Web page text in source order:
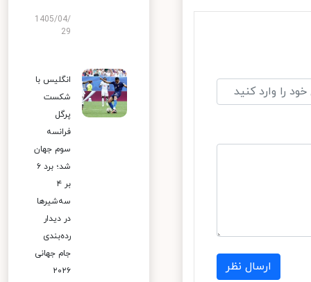
ارسال نظر
1405/04/
29
انگلیس با
شکست
پرگل
فرانسه
سوم جهان
شد؛ برد ۶
بر ۴
سه‌شیرها
در دیدار
رده‌بندی
جام جهانی
۲۰۲۶